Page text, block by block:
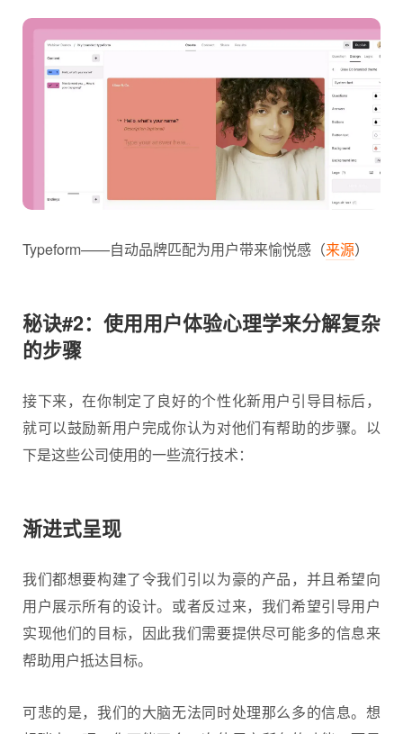
Typeform——自动品牌匹配为用户带来愉悦感（来源）
秘诀#2：使用用户体验心理学来分解复杂
的步骤
接下来，在你制定了良好的个性化新用户引导目标后，
就可以鼓励新用户完成你认为对他们有帮助的步骤。以
下是这些公司使用的一些流行技术：
渐进式呈现
我们都想要构建了令我们引以为豪的产品，并且希望向
用户展示所有的设计。或者反过来，我们希望引导用户
实现他们的目标，因此我们需要提供尽可能多的信息来
帮助用户抵达目标。
可悲的是，我们的大脑无法同时处理那么多的信息。想